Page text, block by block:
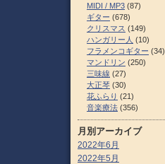
MIDI / MP3 (87)
ギター (678)
クリスマス (149)
ハンガリー人 (10)
フラメンコギター (34)
マンドリン (250)
三味線 (27)
大正琴 (30)
花ふらり (21)
音楽療法 (356)
月別アーカイブ
2022年6月
2022年5月